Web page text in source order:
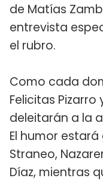
de Matías
entrevista
el rubro.
Como cada
Felicitas
deleitarán a la
El humor
Straneo,
Díaz, mientras